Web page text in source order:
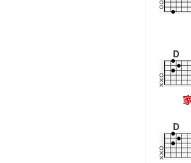
D
D